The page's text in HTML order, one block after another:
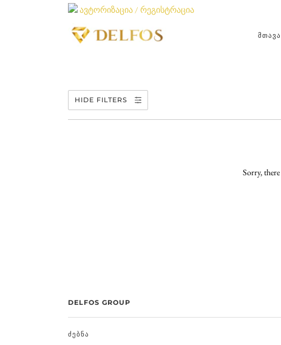
ავტორიზაცია / რეგისტრაცია
HIDE FILTERS
Sorry,
DELFOS GROUP
ᲫᲔᲑᲜᲐ